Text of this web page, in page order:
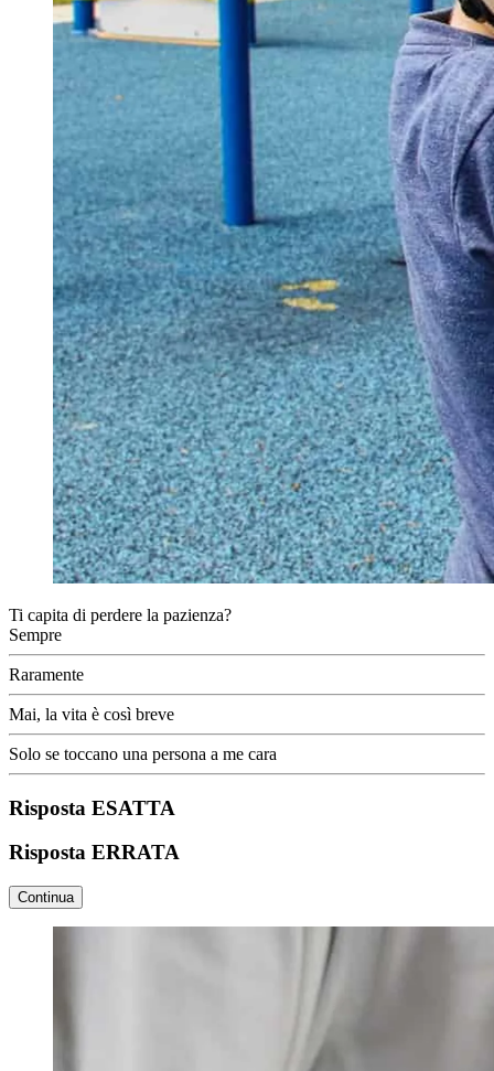
Ti capita di perdere la pazienza?
Sempre
Raramente
Mai, la vita è così breve
Solo se toccano una persona a me cara
Risposta ESATTA
Risposta ERRATA
Continua